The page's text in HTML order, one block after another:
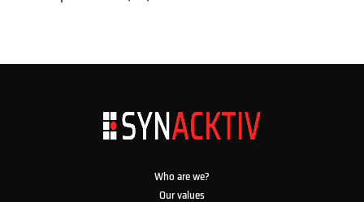
Who are we?
Our values